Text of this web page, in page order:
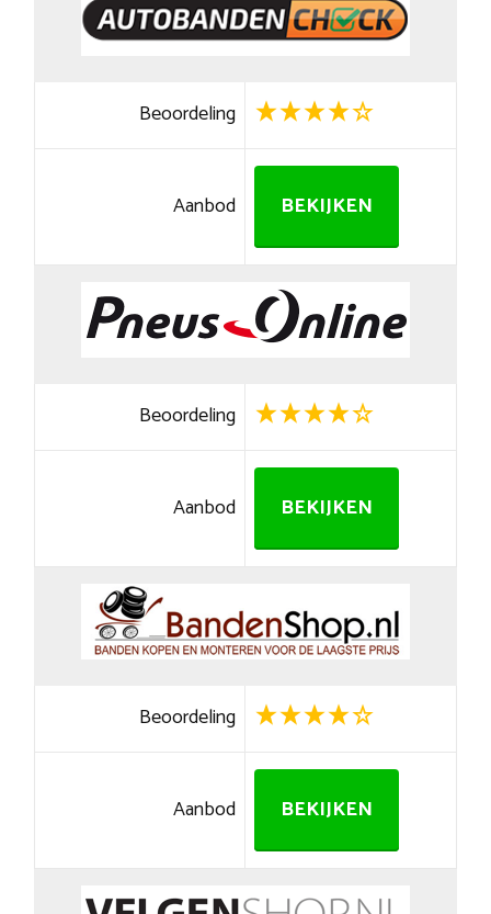
Beoordeling
Aanbod BEKIJKEN
Beoordeling
Aanbod BEKIJKEN
Beoordeling
Aanbod BEKIJKEN